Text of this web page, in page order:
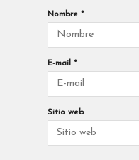
Nombre *
E-mail *
Sitio web